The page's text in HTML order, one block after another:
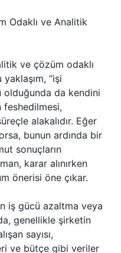
Odaklı ve Analitik
ve çözüm odaklı
“işi
olduğunda da kendini
alakalıdır. Eğer
bunun ardında bir
sonuçların
karar alınırken
önerisi öne çıkar.
iş gücü azaltma veya
genellikle şirketin
sayısı,
ve bütçe gibi veriler